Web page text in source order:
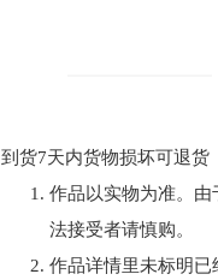
到货7天内货物损坏可退货
作品以实物为准。
法接受者请慎购。
作品详情里未标明